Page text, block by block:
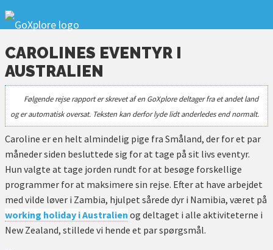
CAROLINES EVENTYR I
AUSTRALIEN
Følgende rejse rapport er skrevet af en GoXplore deltager fra et andet land
og er automatisk oversat. Teksten kan derfor lyde lidt anderledes end normalt.
Caroline er en helt almindelig pige fra Småland, der for et par
måneder siden besluttede sig for at tage på sit livs eventyr.
Hun valgte at tage jorden rundt for at besøge forskellige
programmer for at maksimere sin rejse. Efter at have arbejdet
med vilde løver i Zambia, hjulpet sårede dyr i Namibia, været på
working holiday i Australien og deltaget i alle aktiviteterne i
New Zealand, stillede vi hende et par spørgsmål.